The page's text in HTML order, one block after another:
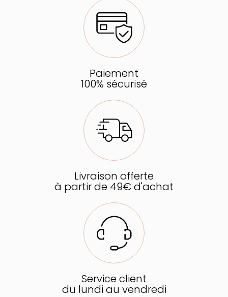
Paiement
100% sécurisé
Livraison offerte
à partir de 49€ d'achat
Service client
du lundi au vendredi